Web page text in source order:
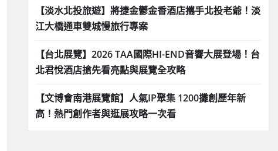
【淡水北投旅遊】將捷金鬱金香酒店攜手北投老爺！淡
江大橋通車雙城慢旅行專案
【台北展覽】2026 TAA國際HI-END音響大展登場！台
北君悅酒店搶先看亮點與展覽全攻略
【文博會南港展覽館】人氣IP聚集 1200攤創歷年新
高！熱門創作者與逛展攻略一次看